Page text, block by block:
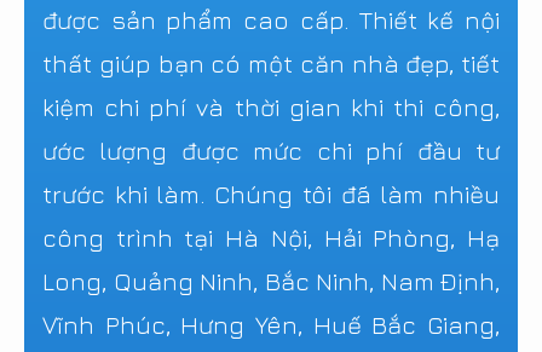
được sản phẩm cao cấp. Thiết kế nội
thất giúp bạn có một căn nhà đẹp, tiết
kiệm chi phí và thời gian khi thi công,
ước lượng được mức chi phí đầu tư
trước khi làm. Chúng tôi đã làm nhiều
công trình tại Hà Nội, Hải Phòng, Hạ
Long, Quảng Ninh, Bắc Ninh, Nam Định,
Vĩnh Phúc, Hưng Yên, Huế Bắc Giang,